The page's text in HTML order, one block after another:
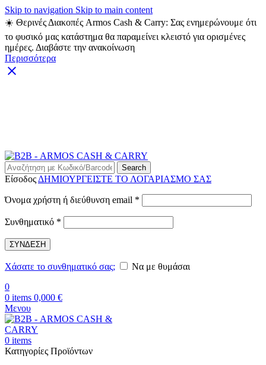
Skip to navigation Skip to main content
☀️ Θερινές Διακοπές Armos Cash & Carry: Σας ενημερώνουμε ότι
το φυσικό μας κατάστημα θα παραμείνει κλειστό για ορισμένες
ημέρες. Διαβάστε την ανακοίνωση
Περισσότερα
Search
Είσοδος ΔΗΜΙΟΥΡΓΕΙΣΤΕ ΤΟ ΛΟΓΑΡΙΑΣΜΟ ΣΑΣ
Όνομα χρήστη ή διεύθυνση email *
Συνθηματικό *
ΣΥΝΔΕΣΗ
Χάσατε το συνθηματικό σας;
Να με θυμάσαι
0
0 items 0,000 €
Μενου
0 items
Κατηγορίες Προϊόντων